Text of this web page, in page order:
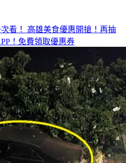
看！ 高雄美食優惠開搶！再抽
！免費領取優惠券